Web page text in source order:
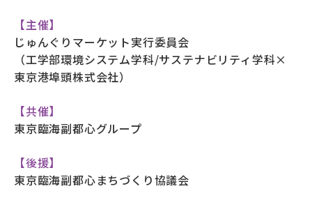
【主催】
じゅんぐりマーケット実行委員会
（工学部環境システム学科/サステナビリティ学科×
東京港埠頭株式会社）
【共催】
東京臨海副都心グループ
【後援】
東京臨海副都心まちづくり協議会